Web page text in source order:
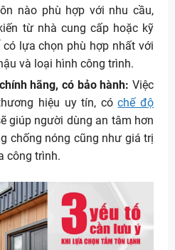
nào phù hợp với nhu cầu,
từ nhà cung cấp hoặc kỹ
lựa chọn phù hợp nhất với
và loại hình công trình.
hãng, có bảo hành: Việc
hiệu uy tín, cóchế độ
giúp người dùng an tâm hơn
chống nóng cũng như giá trị
công trình.